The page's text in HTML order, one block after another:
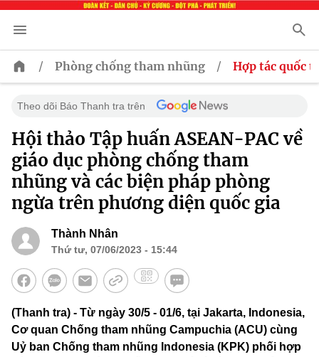
/ Phòng chống tham nhũng / Hợp tác quốc
Theo dõi Báo Thanh tra trên
Hội thảo Tập huấn ASEAN-PAC về
giáo dục phòng chống tham
nhũng và các biện pháp phòng
ngừa trên phương diện quốc gia
Thành Nhân
Thứ tư, 07/06/2023 - 15:44
(Thanh tra) - Từ ngày 30/5 - 01/6, tại Jakarta, Indonesia,
Cơ quan Chống tham nhũng Campuchia (ACU) cùng
Uỷ ban Chống tham nhũng Indonesia (KPK) phối hợp